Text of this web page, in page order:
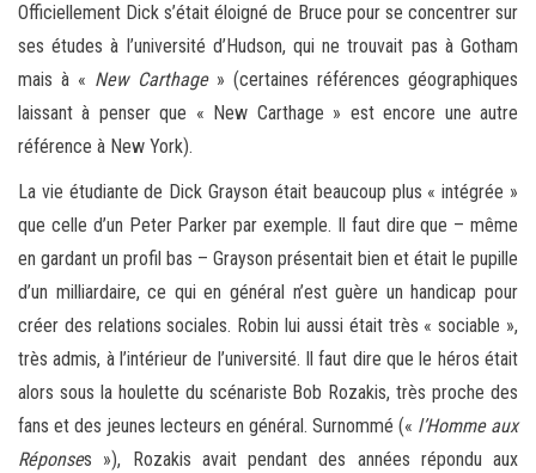
Officiellement Dick s’était éloigné de Bruce pour se concentrer sur
ses études à l’université d’Hudson, qui ne trouvait pas à Gotham
mais à « New Carthage» (certaines références géographiques
laissant à penser que « New Carthage » est encore une autre
référence à New York).
La vie étudiante de Dick Grayson était beaucoup plus « intégrée »
que celle d’un Peter Parker par exemple. Il faut dire que – même
en gardant un profil bas – Grayson présentait bien et était le pupille
d’un milliardaire, ce qui en général n’est guère un handicap pour
créer des relations sociales. Robin lui aussi était très « sociable »,
très admis, à l’intérieur de l’université. Il faut dire que le héros était
alors sous la houlette du scénariste Bob Rozakis, très proche des
fans et des jeunes lecteurs en général. Surnommé (« l’Homme aux
Réponses »), Rozakis avait pendant des années répondu aux